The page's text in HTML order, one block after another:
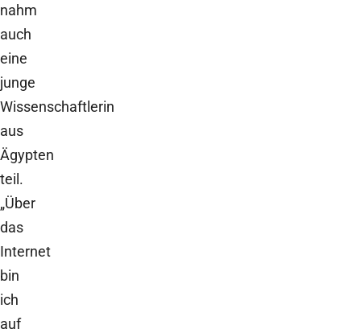
nahm
auch
eine
junge
Wissenschaftlerin
aus
Ägypten
teil.
„Über
das
Internet
bin
ich
auf